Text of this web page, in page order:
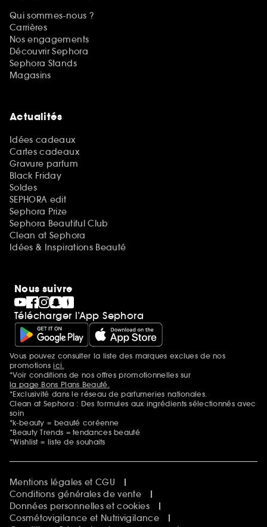
Qui sommes-nous ?
Carrières
Nos engagements
Découvrir Sephora
Sephora Stands
Magasins
Actualités
Idées cadeaux
Cartes cadeaux
Gravure parfum
Black Friday
Soldes
SEPHORA edit
Sephora Prize
Sephora Beautiful Club
Clean at Sephora
Idées & Inspirations Beauté
Nous suivre
Télécharger l’App Sephora
Mentions additionnelles
Vous pouvez consulter la liste des marques exclues de nos
promotionsici.
*Voir conditions de nos offres promotionnelles sur
la page Bons Plans Beauté.
*Exclusivité dans le réseau de parfumeries nationales.
Clean at Sephora : Des formules aux ingrédients sélectionnés avec
soin
*k-beauty = beauté coréenne
*Beauty Trends = tendances beauté
*Wishlist = liste de souhaits
Mentions légales et CGU
Conditions générales de vente
Données personnelles et cookies
Cosmétovigilance et Nutrivigilance